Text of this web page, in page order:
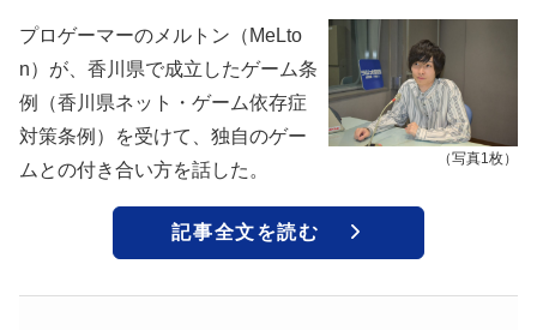
（写真1枚）
プロゲーマーのメルトン（MeLto
n）が、香川県で成立したゲーム条
例（香川県ネット・ゲーム依存症
対策条例）を受けて、独自のゲー
ムとの付き合い方を話した。
記事全文を読む